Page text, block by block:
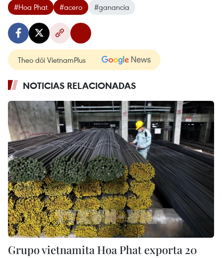
#Hoa Phat #acero #ganancia
Theo dõi VietnamPlus
NOTICIAS RELACIONADAS
Grupo vietnamita Hoa Phat exporta 20